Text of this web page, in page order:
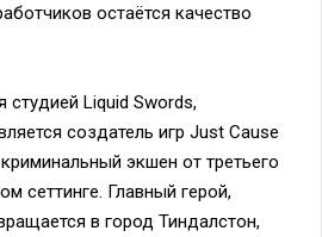
остаётся качество
студией Liquid Swords,
создатель игр Just Cause
экшен от третьего
сеттинге. Главный герой,
в город Тиндалстон,